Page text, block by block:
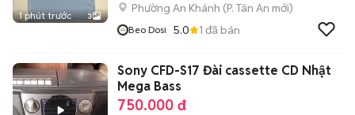
1 phút trước 3
Phường An Khánh (P. Tân An mới)
Beo Dosi 5.0 1 đã bán
Sony CFD-S17 Đài cassette CD Nhật
Mega Bass
750.000 đ